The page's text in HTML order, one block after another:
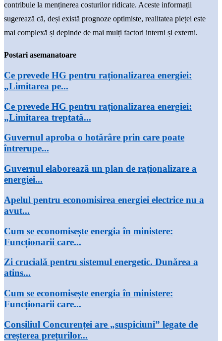
contribuie la menținerea costurilor ridicate. Aceste informații
sugerează că, deși există prognoze optimiste, realitatea pieței este
mai complexă și depinde de mai mulți factori interni și externi.
Postari asemanatoare
Ce prevede HG pentru raționalizarea energiei:
„Limitarea pe...
Ce prevede HG pentru raționalizarea energiei:
„Limitarea treptată...
Guvernul aproba o hotărâre prin care poate
întrerupe...
Guvernul elaborează un plan de raționalizare a
energiei...
Apelul pentru economisirea energiei electrice nu a
avut...
Cum se economisește energia în ministere:
Funcționarii care...
Zi crucială pentru sistemul energetic. Dunărea a
atins...
Cum se economisește energia în ministere:
Funcționarii care...
Consiliul Concurenței are „suspiciuni” legate de
creșterea prețurilor...